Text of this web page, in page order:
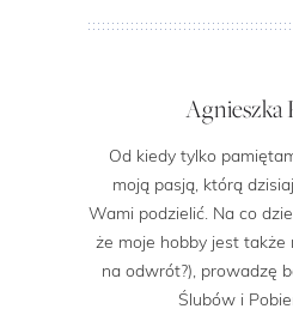
Agnieszka
Od kiedy tylko
moją pasją, którą
Wami podzielić. Na co
że moje hobby jest także
na odwrót?), prowadzę
Ślubów i